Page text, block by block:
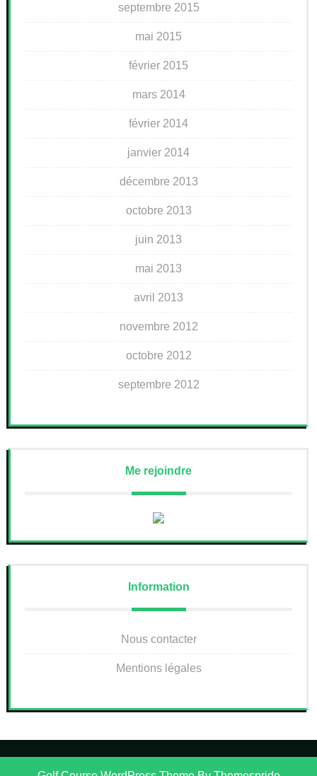
septembre 2015
mai 2015
février 2015
mars 2014
février 2014
janvier 2014
décembre 2013
octobre 2013
juin 2013
mai 2013
avril 2013
novembre 2012
octobre 2012
septembre 2012
Me rejoindre
Information
Nous contacter
Mentions légales